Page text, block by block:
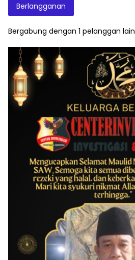
Berlangganan
Bergabung dengan 1 pelanggan lain